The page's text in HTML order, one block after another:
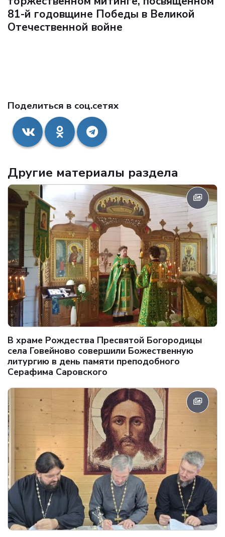
81-й годовщине Победы в Великой
Отечественной войне
Поделиться в соц.сетях
Другие материалы раздела
В храме Рождества Пресвятой Богородицы
села Говейново совершили Божественную
литургию в день памяти преподобного
Серафима Саровского